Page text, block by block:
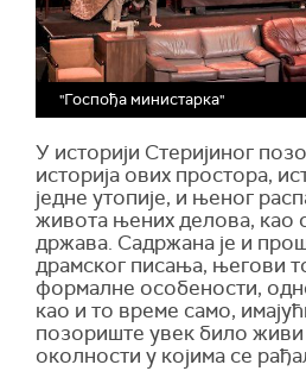
"Госпођа министарка"
У историји Стеријиног
историја ових простора,
једне утопије, и њеног
живота њених делова, као
држава. Садржана је и
драмског писања, његови
формалне особености,
као и то време само,
позориште увек било
околности у којима се